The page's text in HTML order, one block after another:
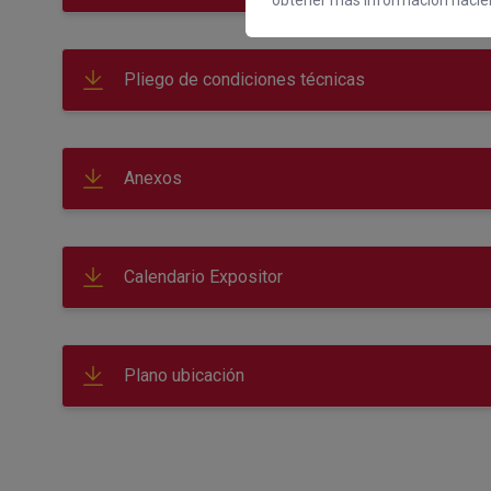
Pliego de condiciones técnicas
Anexos
Calendario Expositor
Plano ubicación